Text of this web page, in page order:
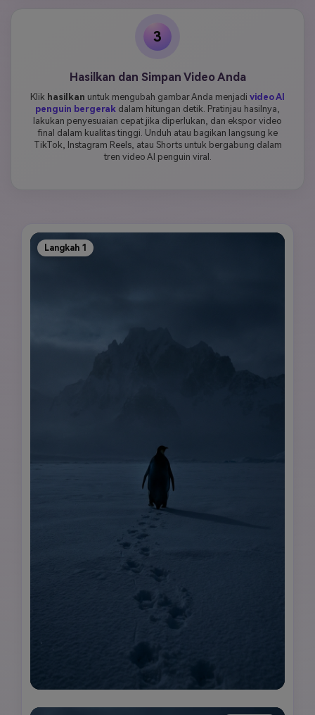
3
Hasilkan dan Simpan Video Anda
Klik hasilkan untuk mengubah gambar Anda menjadi video AI
penguin bergerak dalam hitungan detik. Pratinjau hasilnya,
lakukan penyesuaian cepat jika diperlukan, dan ekspor video
final dalam kualitas tinggi. Unduh atau bagikan langsung ke
TikTok, Instagram Reels, atau Shorts untuk bergabung dalam
tren video AI penguin viral.
Langkah 1